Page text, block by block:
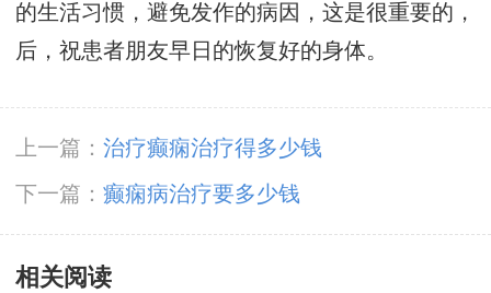
的生活习惯，避免发作的病因，这是很重要的，
后，祝患者朋友早日的恢复好的身体。
上一篇： 治疗癫痫治疗得多少钱
下一篇： 癫痫病治疗要多少钱
相关阅读